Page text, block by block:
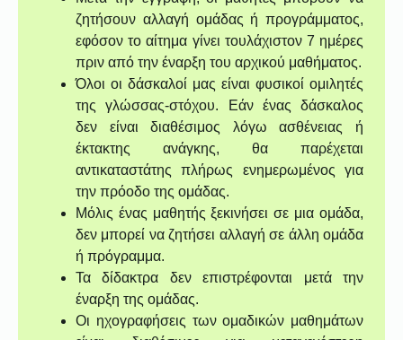
ζητήσουν αλλαγή ομάδας ή προγράμματος,
εφόσον το αίτημα γίνει τουλάχιστον 7 ημέρες
πριν από την έναρξη του αρχικού μαθήματος.
Όλοι οι δάσκαλοί μας είναι φυσικοί ομιλητές
της γλώσσας-στόχου. Εάν ένας δάσκαλος
δεν είναι διαθέσιμος λόγω ασθένειας ή
έκτακτης ανάγκης, θα παρέχεται
αντικαταστάτης πλήρως ενημερωμένος για
την πρόοδο της ομάδας.
Μόλις ένας μαθητής ξεκινήσει σε μια ομάδα,
δεν μπορεί να ζητήσει αλλαγή σε άλλη ομάδα
ή πρόγραμμα.
Τα δίδακτρα δεν επιστρέφονται μετά την
έναρξη της ομάδας.
Οι ηχογραφήσεις των ομαδικών μαθημάτων